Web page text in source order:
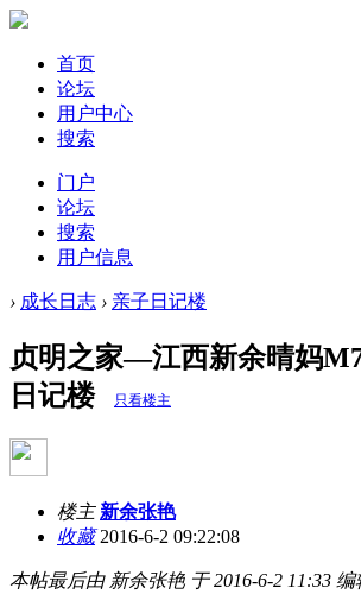
首页
论坛
用户中心
搜索
门户
论坛
搜索
用户信息
› 成长日志 › 亲子日记楼
贞明之家—江西新余晴妈
日记楼
只看楼主
楼主 新余张艳
收藏2016-6-2 09:22:08
本帖最后由 新余张艳 于 2016-6-2 11:33 编